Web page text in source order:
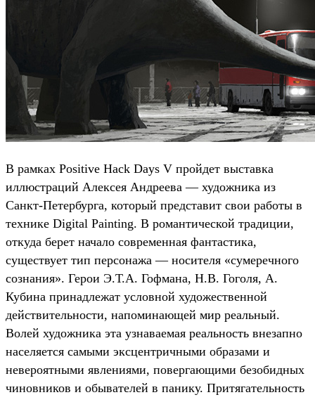
В рамках Positive Hack Days V пройдет выставка
иллюстраций Алексея Андреева — художника из
Санкт-Петербурга, который представит свои работы в
технике Digital Painting. В романтической традиции,
откуда берет начало современная фантастика,
существует тип персонажа — носителя «сумеречного
сознания». Герои Э.Т.А. Гофмана, Н.В. Гоголя, А.
Кубина принадлежат условной художественной
действительности, напоминающей мир реальный.
Волей художника эта узнаваемая реальность внезапно
населяется самыми эксцентричными образами и
невероятными явлениями, повергающими безобидных
чиновников и обывателей в панику. Притягательность